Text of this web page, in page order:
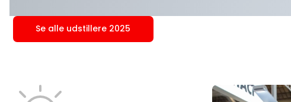
Se alle udstillere 2025